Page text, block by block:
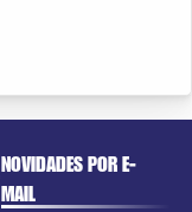
NOVIDADES POR E-
MAIL